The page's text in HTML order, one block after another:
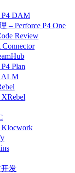
P4 DAM
– Perforce P4 One
Review
Plan
ALM
Klocwork
开发